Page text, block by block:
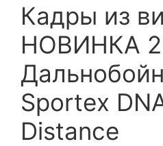
Кадры из
НОВИНКА
Sportex
Distance